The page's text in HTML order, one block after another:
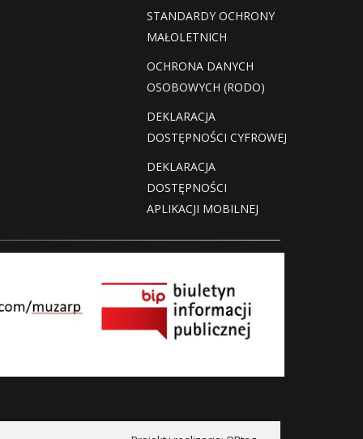
STANDARDY OCHRONY
MAŁOLETNICH
OCHRONA DANYCH
OSOBOWYCH (RODO)
DEKLARACJA
DOSTĘPNOŚCI CYFROWEJ
DEKLARACJA
DOSTĘPNOŚCI
APLIKACJI MOBILNEJ